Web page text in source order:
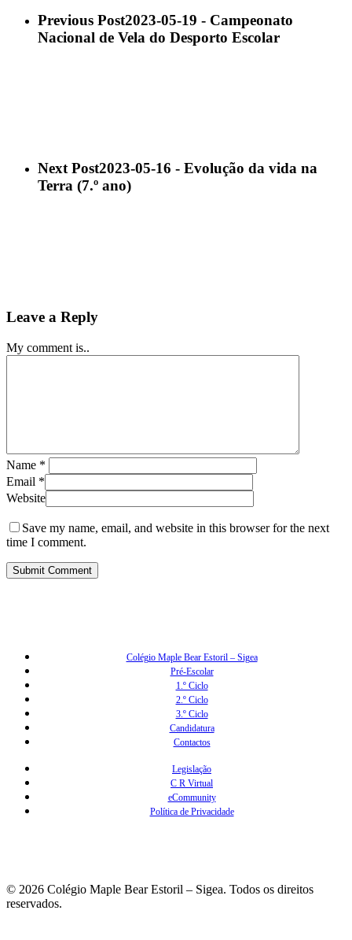
Previous Post2023-05-19 - Campeonato
Nacional de Vela do Desporto Escolar
Next Post2023-05-16 - Evolução da vida na
Terra (7.º ano)
Leave a Reply
My comment is..
Name *
Email *
Website
Save my name, email, and website in this browser for the next
time I comment.
Colégio Maple Bear Estoril – Sigea
Pré-Escolar
1.º Ciclo
2.º Ciclo
3.º Ciclo
Candidatura
Contactos
Legislação
C R Virtual
eCommunity
Política de Privacidade
© 2026 Colégio Maple Bear Estoril – Sigea. Todos os direitos
reservados.